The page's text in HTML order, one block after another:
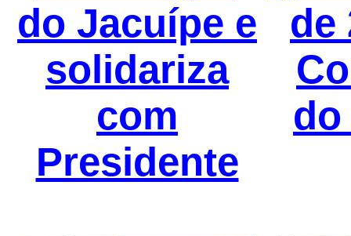
do Jacuípe e
solidariza
com
Presidente
de